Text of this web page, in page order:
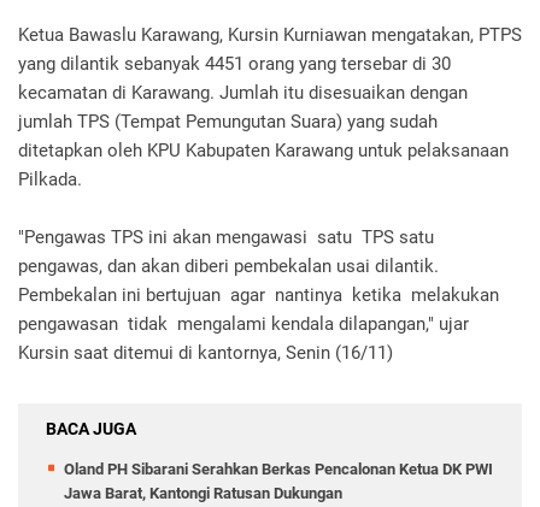
Ketua Bawaslu Karawang, Kursin Kurniawan mengatakan, PTPS
yang dilantik sebanyak 4451 orang yang tersebar di 30
kecamatan di Karawang. Jumlah itu disesuaikan dengan
jumlah TPS (Tempat Pemungutan Suara) yang sudah
ditetapkan oleh KPU Kabupaten Karawang untuk pelaksanaan
Pilkada.
"Pengawas TPS ini akan mengawasi satu TPS satu
pengawas, dan akan diberi pembekalan usai dilantik.
Pembekalan ini bertujuan agar nantinya ketika melakukan
pengawasan tidak mengalami kendala dilapangan," ujar
Kursin saat ditemui di kantornya, Senin (16/11)
BACA JUGA
Oland PH Sibarani Serahkan Berkas Pencalonan Ketua DK PWI
Jawa Barat, Kantongi Ratusan Dukungan